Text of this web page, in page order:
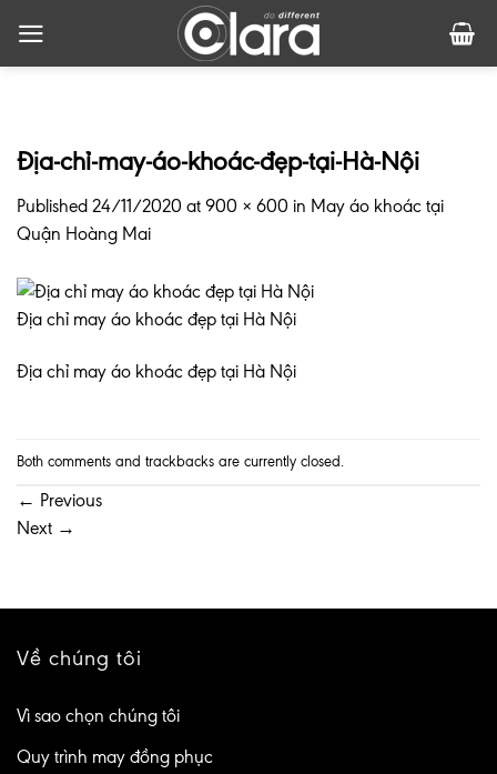
content
Địa-chỉ-may-áo-khoác-đẹp-tại-Hà-Nội
Published 24/11/2020 at 900 × 600 in May áo khoác tại
Quận Hoàng Mai
Địa chỉ may áo khoác đẹp tại Hà Nội
Địa chỉ may áo khoác đẹp tại Hà Nội
Both comments and trackbacks are currently closed.
← Previous
Next →
Về chúng tôi
Vì sao chọn chúng tôi
Quy trình may đồng phục